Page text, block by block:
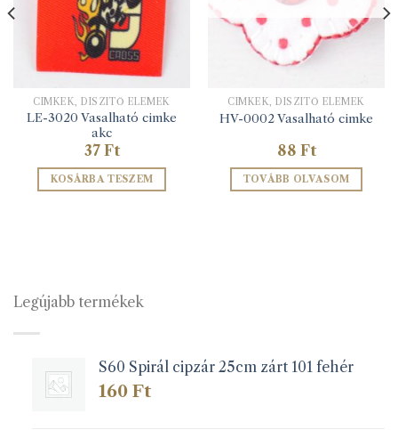
CIMKÉK, DÍSZÍTŐ ELEMEK
LE-3020 Vasalható cimke
akc
37 Ft
KOSÁRBA TESZEM
CIMKÉK, DÍSZÍTŐ ELEMEK
HV-0002 Vasalható cimke
88 Ft
TOVÁBB OLVASOM
Legújabb termékek
S60 Spirál cipzár 25cm zárt 101 fehér
160 Ft